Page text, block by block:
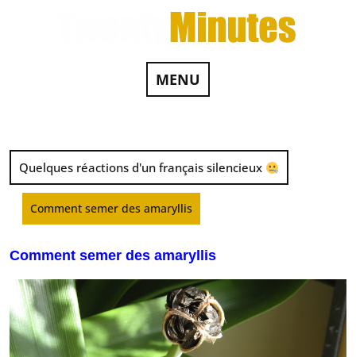
MENU
Quelques réactions d'un français silencieux
Comment semer des amaryllis
Comment semer des amaryllis